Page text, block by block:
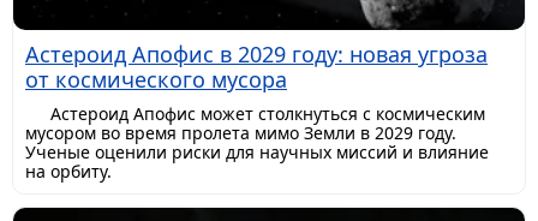
Астероид Апофис в 2029 году: новая угроза
от космического мусора
Астероид Апофис может столкнуться с космическим
мусором во время пролета мимо Земли в 2029 году.
Ученые оценили риски для научных миссий и влияние
на орбиту.